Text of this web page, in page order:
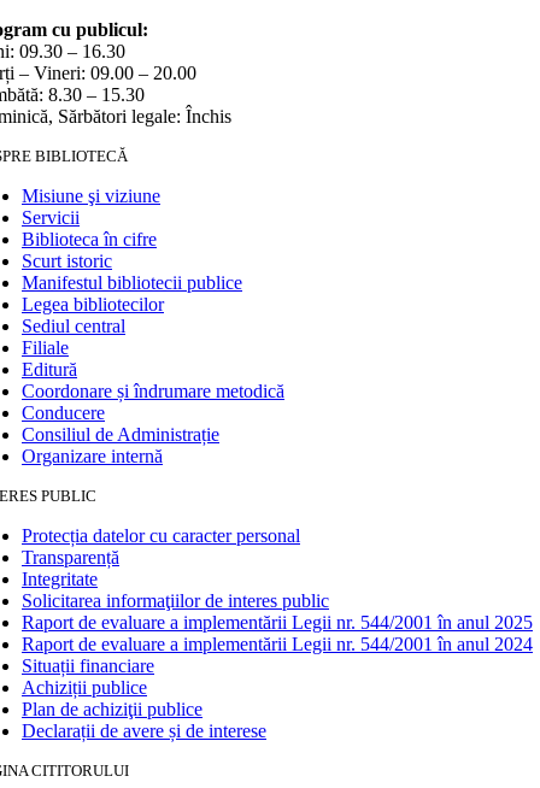
cu publicul:
09.30 – 16.30
– Vineri: 09.00 – 20.00
8.30 – 15.30
Sărbători legale: Închis
BIBLIOTECĂ
Misiune şi viziune
Servicii
Biblioteca în cifre
Scurt istoric
Manifestul bibliotecii publice
Legea bibliotecilor
Sediul central
Filiale
Editură
Coordonare și îndrumare metodică
Conducere
Consiliul de Administrație
Organizare internă
PUBLIC
Protecția datelor cu caracter personal
Transparență
Integritate
Solicitarea informaţiilor de interes public
Raport de evaluare a implementării Legii nr. 544/2001 în anul 2025
Raport de evaluare a implementării Legii nr. 544/2001 în anul 2024
Situații financiare
Achiziții publice
Plan de achiziţii publice
Declarații de avere și de interese
CITITORULUI